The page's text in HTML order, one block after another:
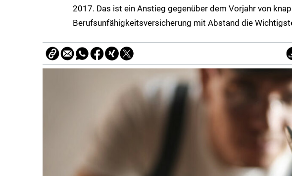
2017. Das ist ein Anstieg gegenüber dem Vorjahr von
Berufsunfähigkeitsversicherung mit Abstand die